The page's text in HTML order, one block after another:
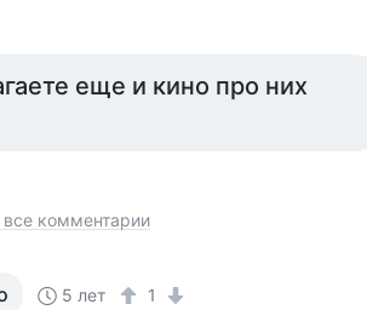
еще и кино про них
все комментарии
5 лет 1